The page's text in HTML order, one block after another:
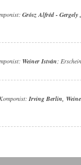
Grósz Alfréd - Gergely
Weiner István;
Irving Berlin,